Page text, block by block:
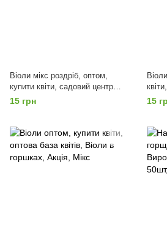
Віоли мікс роздріб, оптом,
купити квіти, садовий центр
квітів, Віоли в горшках, Акція,
15 грн 15